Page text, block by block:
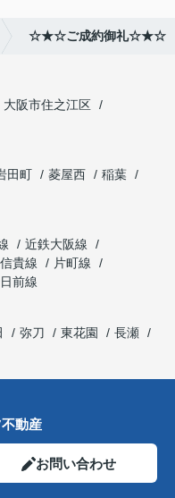
☆★☆ご成約御礼☆★☆
大阪市住之江区
田町 菱屋西
稲葉
近鉄大阪線
貴線
片町線
前線
弥刀 東花園
長瀬
動産
お問い合わせ